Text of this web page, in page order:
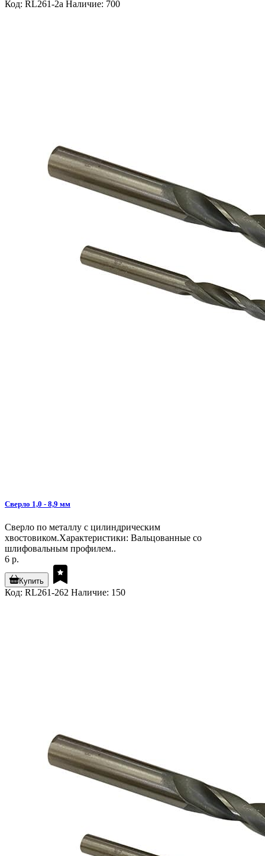
Код: RL261-2a Наличие: 700
Сверло 1,0 - 8,9 мм
Сверло по металлу с цилиндрическим
хвостовиком.Характеристики: Вальцованные со
шлифовальным профилем..
6 р.
Купить
Код: RL261-262 Наличие: 150